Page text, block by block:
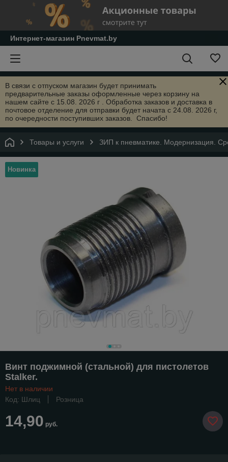
Интернет-магазин Pnevmat.by
В связи с отпуском магазин будет принимать
предварительные заказы оформленные через корзину на
нашем сайте с 15.08. 2026 г . Обработка заказов и доставка в
почтовое отделение для отправки будет начата с 24.08. 2026 г,
по очередности поступивших заказов. Спасибо!
Товары и услуги ЗИП к пневматике. Модернизация.
Новинка
Винт поджимной (стальной) для пистолетов
Stalker.
Нет в наличии
Код: Шлиц
Розница
14,90 руб.